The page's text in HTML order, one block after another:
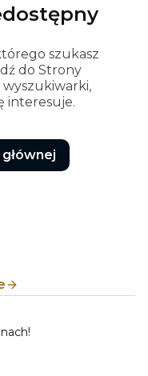
szukasz
do Strony
interesuje.